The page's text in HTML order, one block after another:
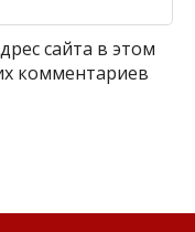
сайта в этом
комментариев